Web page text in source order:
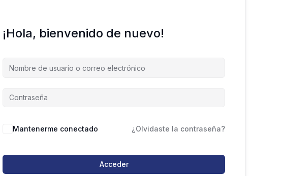
¡Hola, bienvenido de nuevo!
Mantenerme conectado ¿Olvidaste la contraseña?
Acceder